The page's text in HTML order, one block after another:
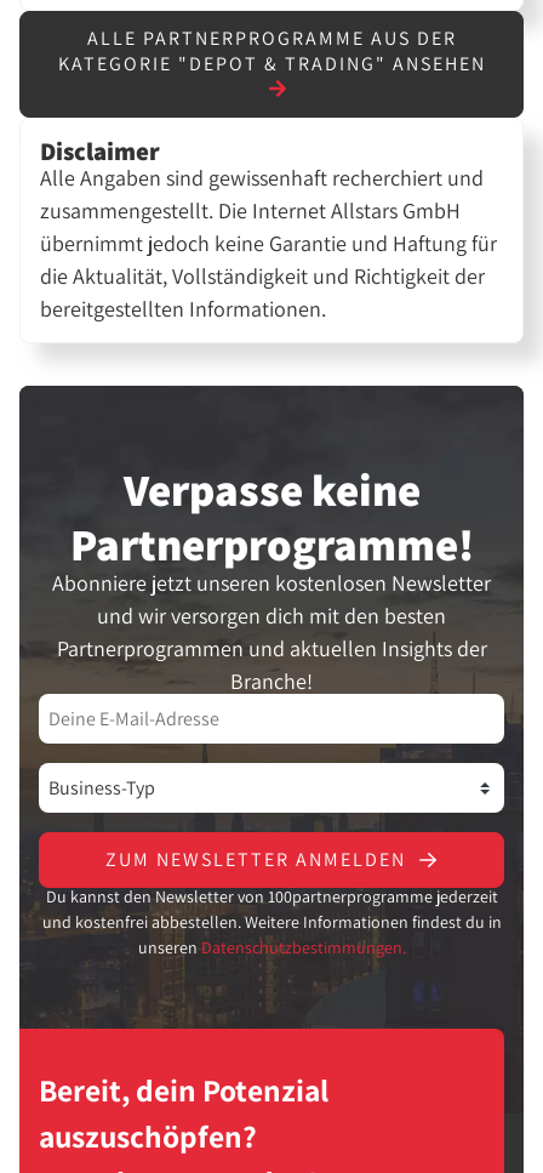
ALLE PARTNERPROGRAMME AUS DER
KATEGORIE "DEPOT & TRADING" ANSEHEN
Disclaimer
Alle Angaben sind gewissenhaft recherchiert und
zusammengestellt. Die Internet Allstars GmbH
übernimmt jedoch keine Garantie und Haftung für
die Aktualität, Vollständigkeit und Richtigkeit der
bereitgestellten Informationen.
Verpasse keine
Partner­programme!
Abonniere jetzt unseren kostenlosen Newsletter
und wir versorgen dich mit den besten
Partnerprogrammen und aktuellen Insights der
Branche!
ZUM NEWSLETTER ANMELDEN
Du kannst den Newsletter von 100partnerprogramme jederzeit
und kostenfrei abbestellen. Weitere Informationen findest du in
unseren Datenschutzbestimmungen.
Bereit, dein Potenzial
auszuschöpfen?